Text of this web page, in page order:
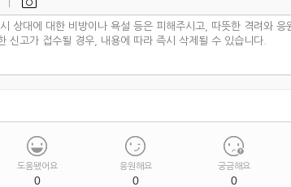
도움됐어요
0
응원해요
0
궁금해요
0